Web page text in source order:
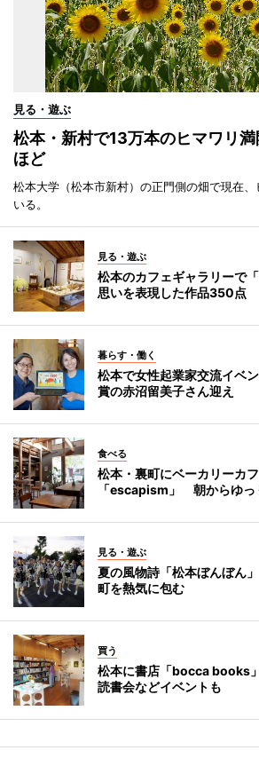
見る・遊ぶ
松本・新村で13万本のヒマワリ
ほど
松本大学（松本市新村）の正門側の畑で現在
いる。
見る・遊ぶ
松本のカフェギャラリーで
思いを表現した作品350点
暮らす・働く
松本で女性起業家交流イ
賞の赤沼留美子さん迎え
食べる
松本・裏町にベーカリーカ
「escapism」 朝からゆっ
見る・遊ぶ
夏の風物詩「松本ぼんぼん
町を熱気に包む
買う
松本に書店「bocca books
読書会などイベントも